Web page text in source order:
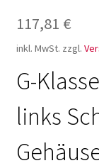
117,81 €
inkl. MwSt. zzgl.
G-
links